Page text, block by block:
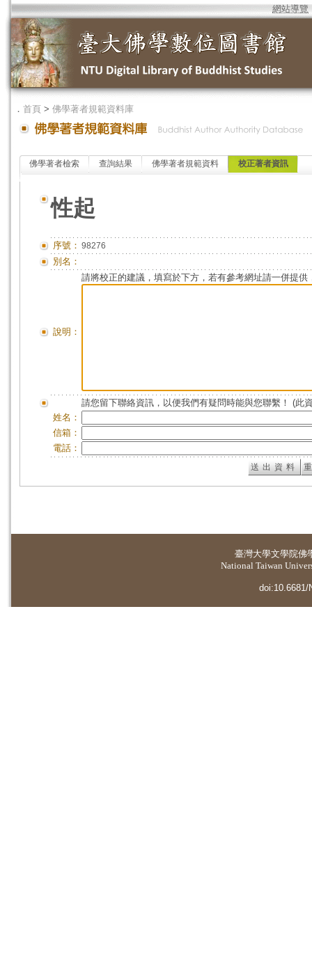
網站導覽
． 首頁 > 佛學著者規範資料庫
佛學著者檢索 查詢結果 佛學著者規範資料 校正著者資訊
性起
序號： 98276
別名：
說明：
請將校正的建議，填寫於下方，若有參考網址請一併提供
請您留下聯絡資訊，以便我們有疑問時能與您聯繫！ (此
姓名：
信箱：
電話：
臺灣大學文學院佛
National Taiwan
doi:10.6681/